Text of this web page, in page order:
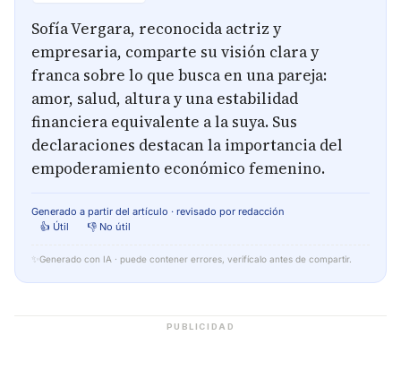
Sofía Vergara, reconocida actriz y
empresaria, comparte su visión clara y
franca sobre lo que busca en una pareja:
amor, salud, altura y una estabilidad
financiera equivalente a la suya. Sus
declaraciones destacan la importancia del
empoderamiento económico femenino.
Generado a partir del artículo · revisado por redacción
👍 Útil
👎 No útil
✨ Generado con IA · puede contener errores, verifícalo antes de compartir.
PUBLICIDAD